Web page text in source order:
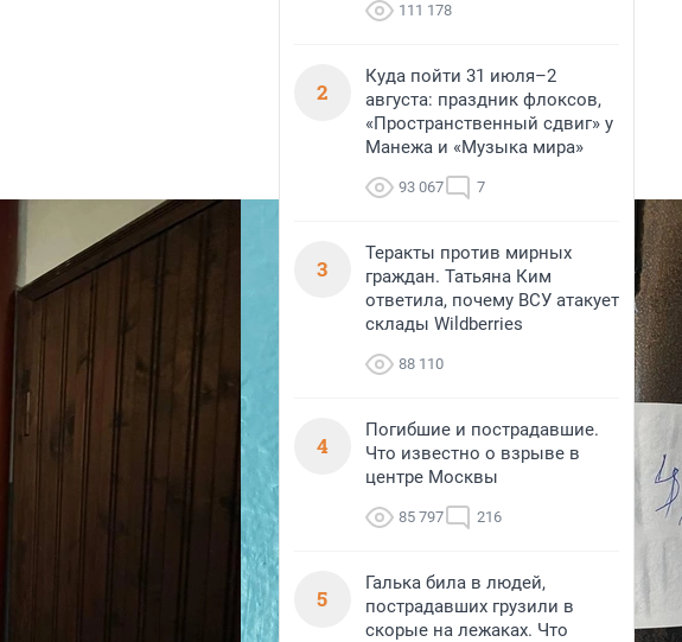
111 178
2
Куда пойти 31 июля–2
августа: праздник флоксов,
«Пространственный сдвиг» у
Манежа и «Музыка мира»
93 067 7
3
Теракты против мирных
граждан. Татьяна Ким
ответила, почему ВСУ атакует
склады Wildberries
88 110
4
Погибшие и пострадавшие.
Что известно о взрыве в
центре Москвы
85 797 216
5
Галька била в людей,
пострадавших грузили в
скорые на лежаках. Что